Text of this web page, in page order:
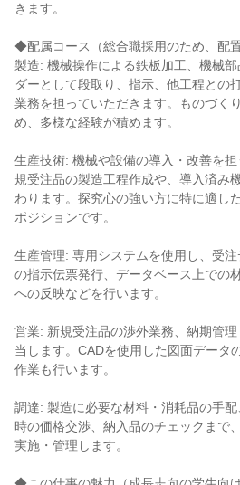
きます。
◆配属コース（総合職採用のため、配
製造: 機械操作による鉄板加工、機械
ダーとして段取り、指示、他工程との
業務を担っていただきます。ものづく
め、多様な経験が積めます。
生産技術: 機械や設備の導入・改善を
規受注品の製造工程作成や、導入済み
わります。探究心の強い方に特に適し
ポジションです。
生産管理: 専用システムを使用し、受
の指示伝票発行、データベース上での
への反映などを行います。
営業: 新規受注品の渉外業務、納期管
当します。CADを使用した図面データ
作業も行います。
調達: 製造に必要な材料・消耗品の手
時の価格交渉、納入品のチェックまで
実施・管理します。